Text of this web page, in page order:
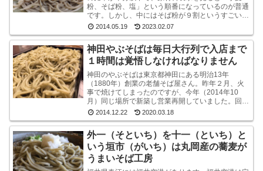
粉、そば粉、塩」という順番になっているのが普通
です。しかし、中にはそば粉が９割というすごい乾
麺のそばもあるんですね。味も香りもなかなかよい
2014.05.19 2023.02.07
神田やぶそばは毎日大行列で入店まで
１時間は覚悟しなければなりません
神田のやぶそばは東京都神田にある明治13年
（1880年）創業の老舗そば屋さん。昨年２月、火
事で焼けてしまったのですが、今年（2014年10
月）同じ場所で新築し営業再開していました。回り
は高層ビルばかりという都内一等地に、ビルではな
2014.12.22 2020.03.18
外一（そといち）を十一（といち）と
いう垣市（がいち）は丸岡産の蕎麦が
うまいそば工房